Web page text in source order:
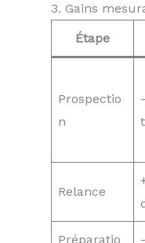
3. Gains
Étape
Prospectio
n
Relance
Préparatio